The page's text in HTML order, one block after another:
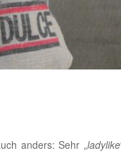
anders: Sehr „ladylike